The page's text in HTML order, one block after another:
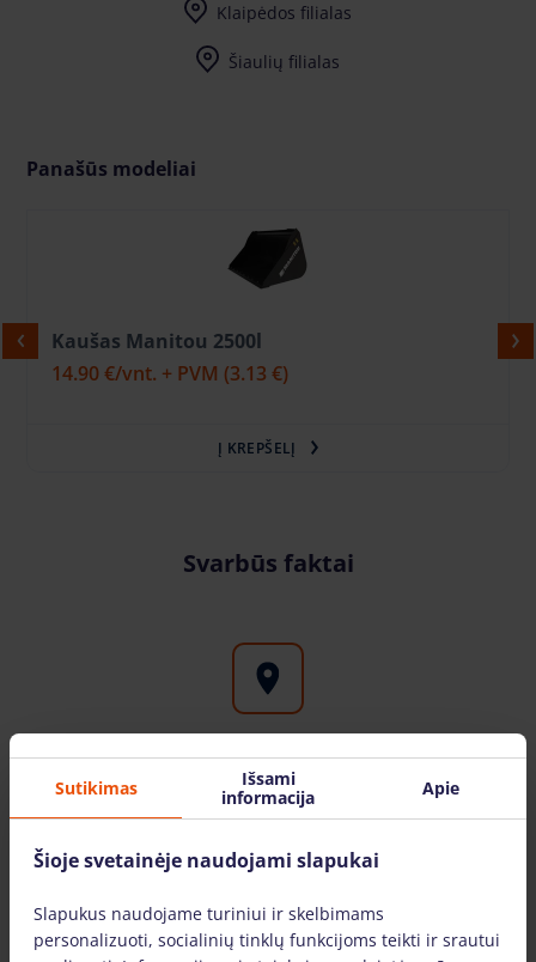
Klaipėdos filialas
Šiaulių filialas
Panašūs modeliai
Kaušas Manitou 2500l
14.90 €/vnt. + PVM (3.13 €)
Į KREPŠELĮ
Svarbūs faktai
Aukštuminės įrangos nuoma visoje Lietuvoje
Bokštelis.lt filialus galite rasite didžiuosiuose
Šiauliuose, Mažeikiuose. Įrangą pristatome visoje
Sutikimas
Išsami
informacija
Apie
Šioje svetainėje naudojami slapukai
Slapukus naudojame turiniui ir skelbimams
personalizuoti, socialinių tinklų funkcijoms teikti ir srautui